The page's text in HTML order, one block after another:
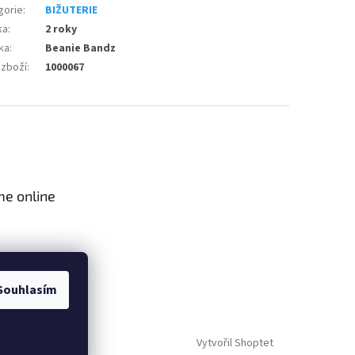
:
BIŽUTERIE
:
2 roky
:
Beanie Bandz
: 1000067
online
Vytvořil Shoptet